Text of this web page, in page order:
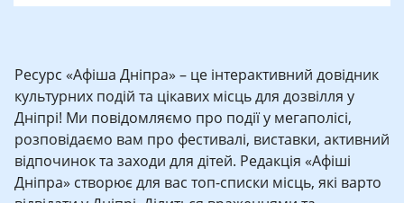
Ресурс «Афіша Дніпра» – це інтерактивний довідник
культурних подій та цікавих місць для дозвілля у
Дніпрі! Ми повідомляємо про події у мегаполісі,
розповідаємо вам про фестивалі, виставки, активний
відпочинок та заходи для дітей. Редакція «Афіші
Дніпра» створює для вас топ-списки місць, які варто